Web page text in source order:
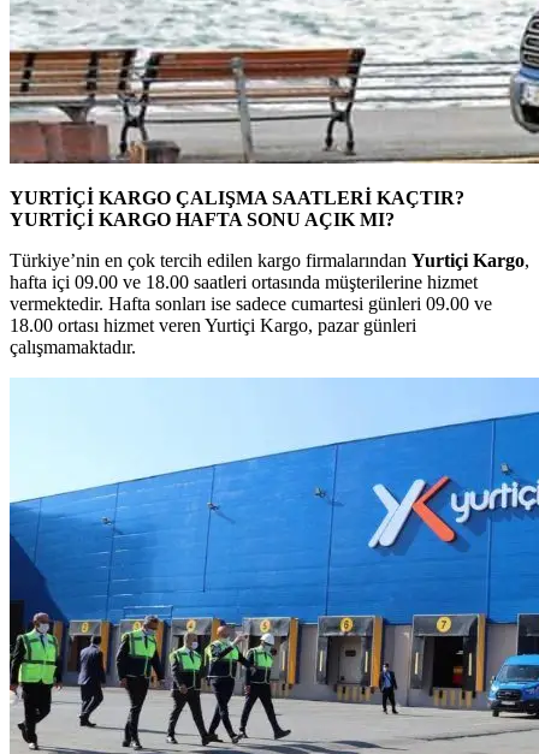
YURTİÇİ KARGO ÇALIŞMA SAATLERİ KAÇTIR?
YURTİÇİ KARGO HAFTA SONU AÇIK MI?
Türkiye’nin en çok tercih edilen kargo firmalarından Yurtiçi Kargo,
hafta içi 09.00 ve 18.00 saatleri ortasında müşterilerine hizmet
vermektedir. Hafta sonları ise sadece cumartesi günleri 09.00 ve
18.00 ortası hizmet veren Yurtiçi Kargo, pazar günleri
çalışmamaktadır.